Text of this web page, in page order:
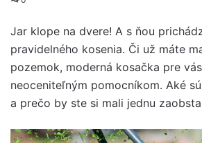
Jar klope na dvere! A s ňou
pravidelného kosenia. Či už máte
pozemok, moderná kosačka pre
neoceniteľným pomocníkom. Aké
a prečo by ste si mali jednu